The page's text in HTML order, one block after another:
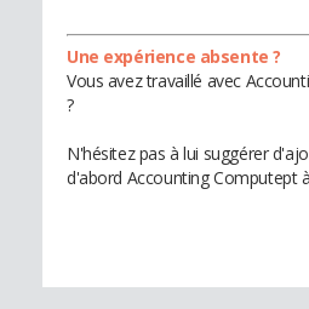
Une expérience absente ?
Vous avez travaillé avec
?
N'hésitez pas à lui suggérer
d'abord Accounting Computept